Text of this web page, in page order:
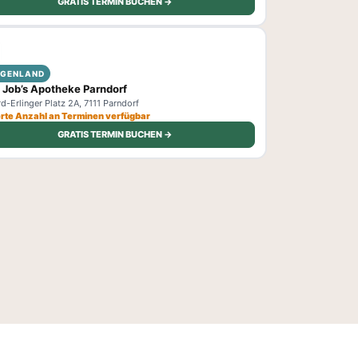
Apotheke Parndorf
Erlinger Platz 2A, 7111 Parndorf
Anzahl an Terminen verfügbar
GRATIS TERMIN BUCHEN →